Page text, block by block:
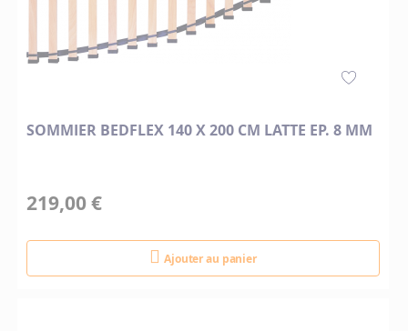
SOMMIER BEDFLEX 140 X 200 CM LATTE EP. 8 MM
219,00 €
Ajouter au panier